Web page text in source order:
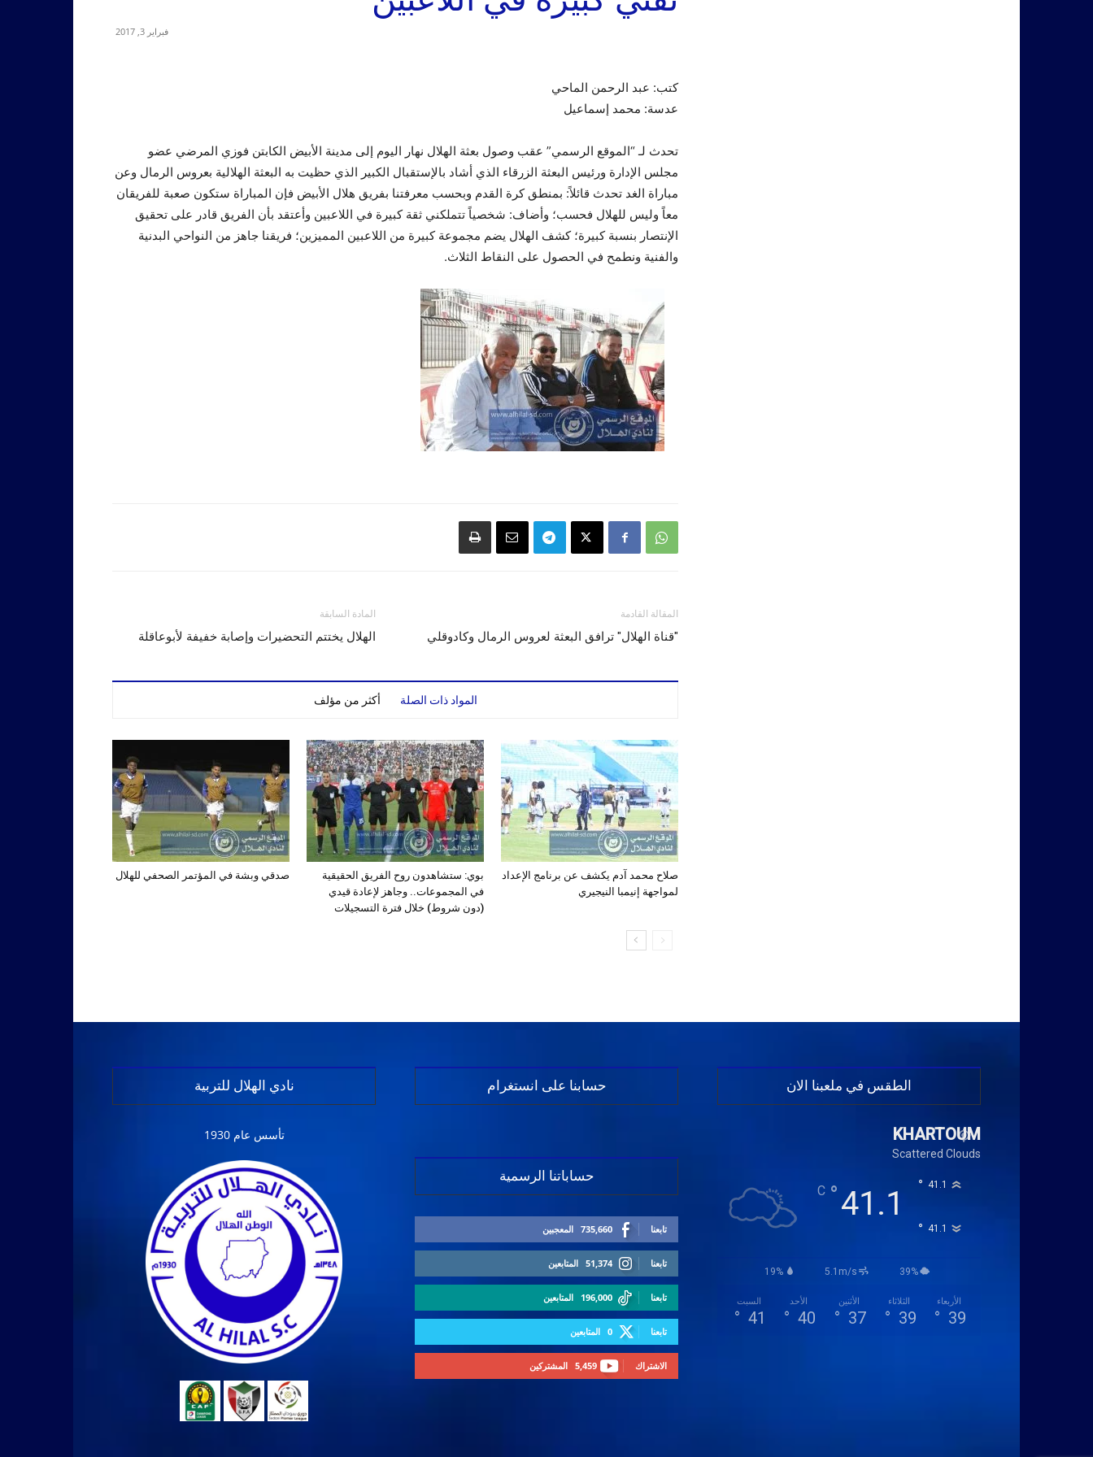
فبراير 3, 2017
كتب: عبد الرحمن الماحي
عدسة: محمد إسماعيل
تحدث لـ “الموقع الرسمي” عقب وصول بعثة الهلال نهار اليوم إلى مدينة الأبيض الكابتن فوزي المرضي عضو
مجلس الإدارة ورئيس البعثة الزرقاء الذي أشاد بالإستقبال الكبير الذي حظيت به البعثة الهلالية بعروس الرمال وعن
مباراة الغد تحدث قائلاً: بمنطق كرة القدم وبحسب معرفتنا بفريق هلال الأبيض فإن المباراة ستكون صعبة للفريقان
معاً وليس للهلال فحسب؛ وأضاف: شخصياً تتملكني ثقة كبيرة في اللاعبين وأعتقد بأن الفريق قادر على تحقيق
الإنتصار بنسبة كبيرة؛ كشف الهلال يضم مجموعة كبيرة من اللاعبين المميزين؛ فريقنا جاهز من النواحي البدنية
والفنية ونطمح في الحصول على النقاط الثلاث.
المادة السابقة
الهلال يختتم التحضيرات وإصابة خفيفة لأبوعاقلة
المقالة القادمة
"قناة الهلال" ترافق البعثة لعروس الرمال وكادوقلي
المواد ذات الصلة أكثر من مؤلف
صدقي وبشة في المؤتمر الصحفي للهلال
بوي: ستشاهدون روح الفريق الحقيقية
في المجموعات.. وجاهز لإعادة قيدي
(دون شروط) خلال فترة التسجيلات
صلاح محمد آدم يكشف عن برنامج الإعداد
لمواجهة إنيمبا النيجيري
نادي الهلال للتربية
تأسس عام 1930
حسابنا على انستغرام
حساباتنا الرسمية
735,660 المعجبين تابعنا
51,374 المتابعين تابعنا
196,000 المتابعين تابعنا
0 المتابعين تابعنا
5,459 المشتركين الاشتراك
الطقس في ملعبنا الان
KHARTOUM
Scattered Clouds
41.1
°
C 41.1
°
41.1
°
19% 5.1m/s 39%
السبت
41
°
الأحد
40
°
الأثنين
37
°
الثلاثاء
39
°
الأربعاء
39
°